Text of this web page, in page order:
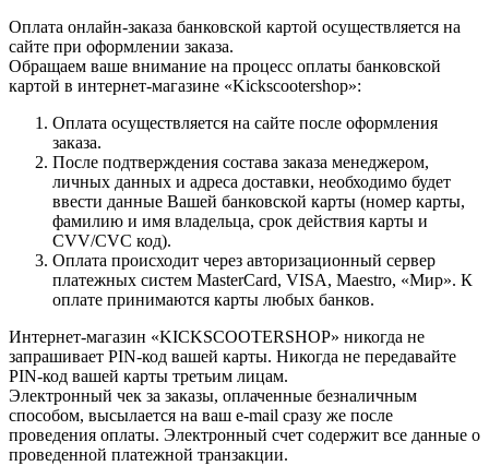
Оплата онлайн-заказа банковской картой осуществляется на
сайте при оформлении заказа.
Обращаем ваше внимание на процесс оплаты банковской
картой в интернет-магазине «Kickscootershop»:
Оплата осуществляется на сайте после оформления
заказа.
После подтверждения состава заказа менеджером,
личных данных и адреса доставки, необходимо будет
ввести данные Вашей банковской карты (номер карты,
фамилию и имя владельца, срок действия карты и
CVV/CVC код).
Оплата происходит через авторизационный сервер
платежных систем MasterCard, VISA, Maestro, «Мир». К
оплате принимаются карты любых банков.
Интернет-магазин «KICKSCOOTERSHOP» никогда не
запрашивает PIN-код вашей карты. Никогда не передавайте
PIN-код вашей карты третьим лицам.
Электронный чек за заказы, оплаченные безналичным
способом, высылается на ваш e-mail сразу же после
проведения оплаты. Электронный счет содержит все данные о
проведенной платежной транзакции.